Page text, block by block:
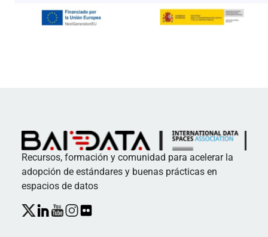
Recursos, formación y comunidad para acelerar la
adopción de estándares y buenas prácticas en
espacios de datos